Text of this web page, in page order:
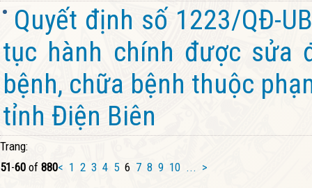
Quyết định số 1223/QĐ-
tục hành chính được sửa
bệnh, chữa bệnh thuộc
tỉnh Điện Biên
Trang:
51-60 of 880< 1 2 3 4 5 6 7 8 9 10 ... >